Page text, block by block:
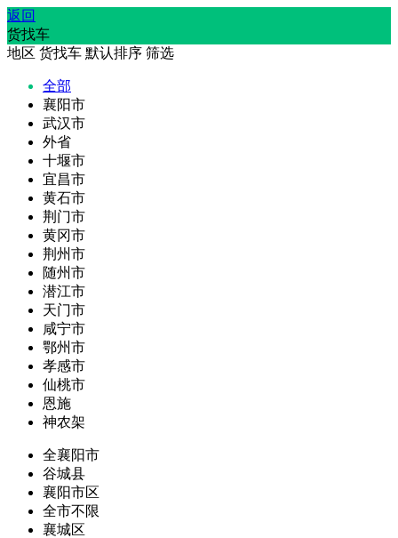
返回
货找车
地区 货找车 默认排序 筛选
全部
襄阳市
武汉市
外省
十堰市
宜昌市
黄石市
荆门市
黄冈市
荆州市
随州市
潜江市
天门市
咸宁市
鄂州市
孝感市
仙桃市
恩施
神农架
全襄阳市
谷城县
襄阳市区
全市不限
襄城区